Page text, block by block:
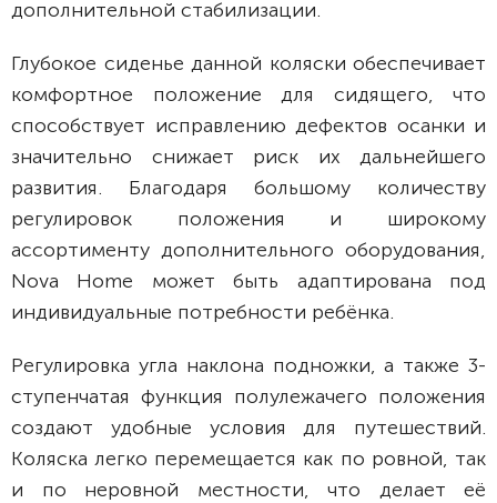
дополнительной стабилизации.
Глубокое сиденье данной коляски обеспечивает
комфортное положение для сидящего, что
способствует исправлению дефектов осанки и
значительно снижает риск их дальнейшего
развития. Благодаря большому количеству
регулировок положения и широкому
ассортименту дополнительного оборудования,
Nova Home может быть адаптирована под
индивидуальные потребности ребёнка.
Регулировка угла наклона подножки, а также 3-
ступенчатая функция полулежачего положения
создают удобные условия для путешествий.
Коляска легко перемещается как по ровной, так
и по неровной местности, что делает её